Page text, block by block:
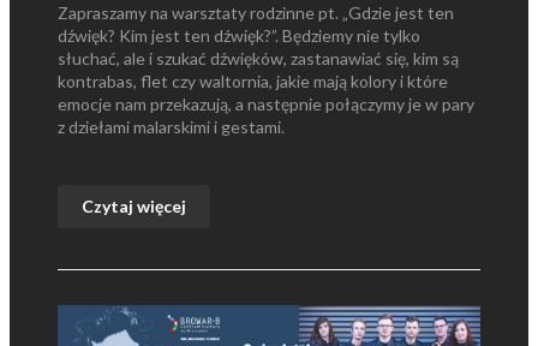
Zapraszamy na warsztaty rodzinne pt. „Gdzie jest ten
dźwięk? Kim jest ten dźwięk?”. Będziemy nie tylko
słuchać, ale i szukać dźwięków, zastanawiać się, kim są
kontrabas, flet czy waltornia, jakie mają kolory i które
emocje nam przekazują, a następnie połączymy je w pary
z dziełami malarskimi i gestami.
Czytaj więcej